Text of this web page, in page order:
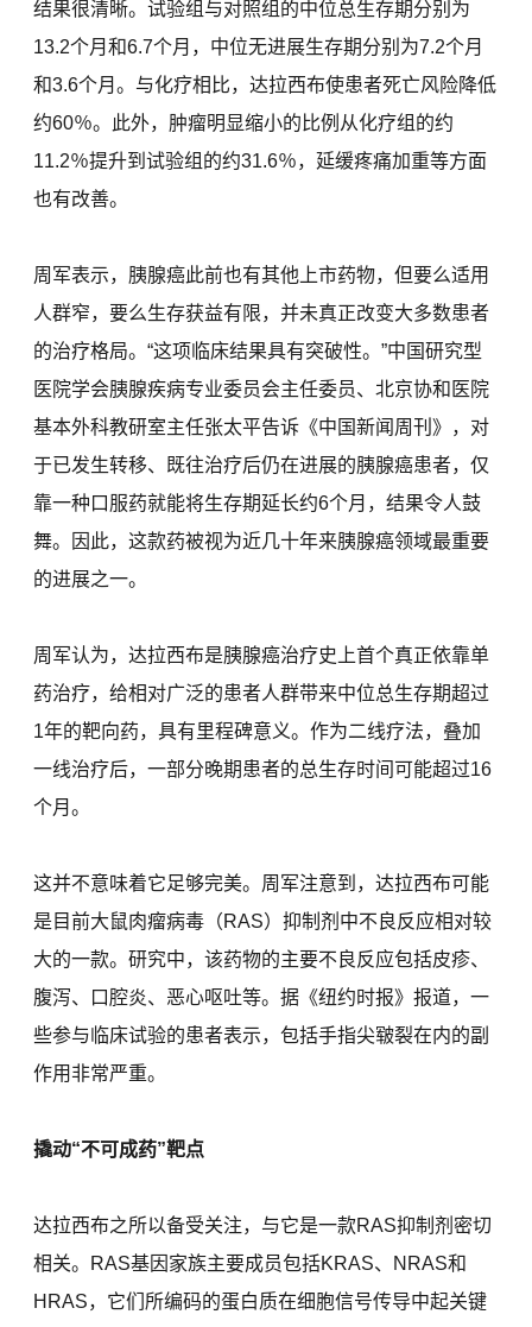
结果很清晰。试验组与对照组的中位总生存期分别为
13.2个月和6.7个月，中位无进展生存期分别为7.2个月
和3.6个月。与化疗相比，达拉西布使患者死亡风险降低
约60％。此外，肿瘤明显缩小的比例从化疗组的约
11.2％提升到试验组的约31.6％，延缓疼痛加重等方面
也有改善。
周军表示，胰腺癌此前也有其他上市药物，但要么适用
人群窄，要么生存获益有限，并未真正改变大多数患者
的治疗格局。“这项临床结果具有突破性。”中国研究型
医院学会胰腺疾病专业委员会主任委员、北京协和医院
基本外科教研室主任张太平告诉《中国新闻周刊》，对
于已发生转移、既往治疗后仍在进展的胰腺癌患者，仅
靠一种口服药就能将生存期延长约6个月，结果令人鼓
舞。因此，这款药被视为近几十年来胰腺癌领域最重要
的进展之一。
周军认为，达拉西布是胰腺癌治疗史上首个真正依靠单
药治疗，给相对广泛的患者人群带来中位总生存期超过
1年的靶向药，具有里程碑意义。作为二线疗法，叠加
一线治疗后，一部分晚期患者的总生存时间可能超过16
个月。
这并不意味着它足够完美。周军注意到，达拉西布可能
是目前大鼠肉瘤病毒（RAS）抑制剂中不良反应相对较
大的一款。研究中，该药物的主要不良反应包括皮疹、
腹泻、口腔炎、恶心呕吐等。据《纽约时报》报道，一
些参与临床试验的患者表示，包括手指尖皲裂在内的副
作用非常严重。
撬动“不可成药”靶点
达拉西布之所以备受关注，与它是一款RAS抑制剂密切
相关。RAS基因家族主要成员包括KRAS、NRAS和
HRAS，它们所编码的蛋白质在细胞信号传导中起关键